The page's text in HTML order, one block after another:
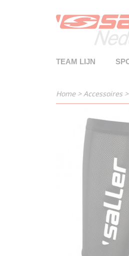
TEAM LIJN
Home> Accessoires >